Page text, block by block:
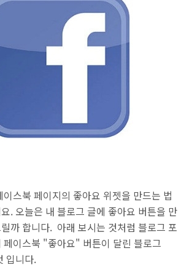
스북 페이지의 좋아요 위젯을 만드는 법
. 오늘은 내 블로그 글에 좋아요 버튼을 만
까 합니다. 아래 보시는 것처럼 블로그 포
페이스북 "좋아요" 버튼이 달린 블로그
입니다.